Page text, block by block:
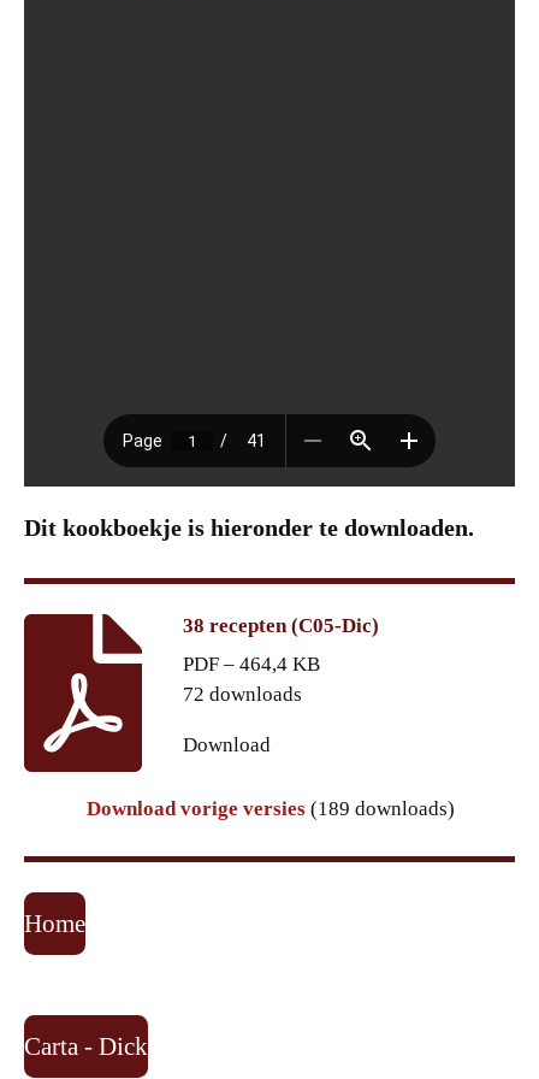
Dit kookboekje is hieronder te downloaden.
38 recepten (C05-Dic)
PDF – 464,4 KB
72 downloads
Download
Download vorige versies (189 downloads)
Home
Carta - Dick